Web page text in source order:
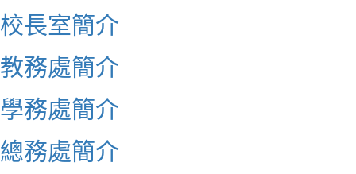
校長室簡介
教務處簡介
學務處簡介
總務處簡介